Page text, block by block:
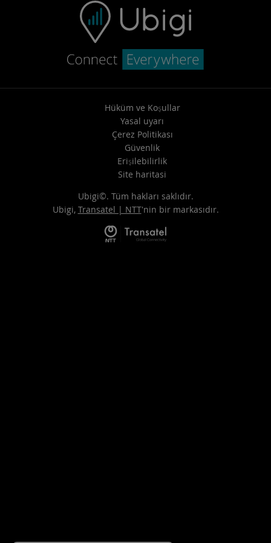
Hüküm ve Koşullar
Yasal uyarı
Çerez Politikası
Güvenlik
Erişilebilirlik
Site haritasi
Ubigi©. Tüm hakları saklıdır.
Ubigi, Transatel | NTT'nin bir markasıdır.